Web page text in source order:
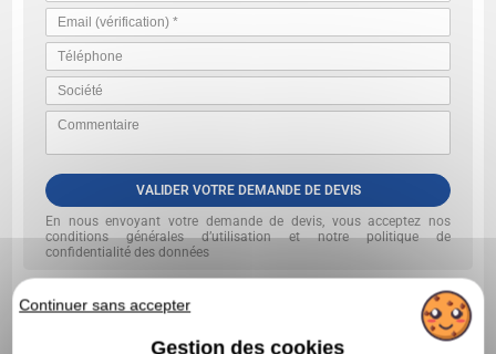
VALIDER VOTRE DEMANDE DE DEVIS
En nous envoyant votre demande de devis, vous acceptez nos
conditions générales d’utilisation et notre politique de
confidentialité des données
Continuer sans accepter
Gestion des cookies